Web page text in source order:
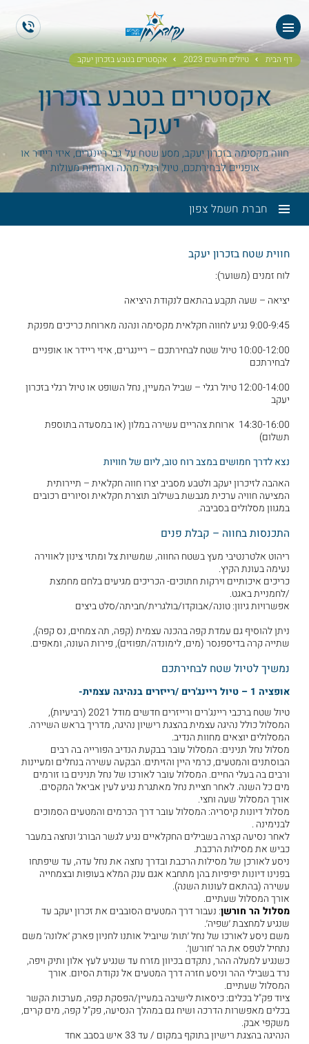
דף הבית טיולים חדשים 2023 אקסטרים בטבע בזכרון יעקב
אקסטרים בטבע בזכרון
יעקב
חווה מקסימה בזכרון יעקב, מסע שטח על גבי ריינגרים, איזי ריידר או
אופניים לבחירתכם, טיול רגלי מהנה וארוחות מעולות
חברת חשמל צפון
חווית שטח בזכרון יעקב
לוח זמנים (משוער):
יציאה – שעה תקבע בהתאם לנקודת היציאה
9:00-9:45 נגיע לחווה חקלאית מקסימה ונהנה מארוחת כריכים מפנקת
10:00-12:00 טיול שטח לבחירתכם – ריינגרים, איזי ריידר או אופניים
לבחירתכם
12:00-14:00 טיול רגלי – שביל המעיין, נחל השופט או טיול רגלי בזכרון
יעקב
14:30-16:00 ארוחת צהריים עשירה במלון (או במסעדה בתוספת
תשלום)
נצא לדרך חמושים במצב רוח טוב, ליום של חוויות
האהבה לזיכרון יעקב ולטבע מסביב יצרו חווה חקלאית – תיירותית
המציעה חוויה ערכית מגבשת בשילוב תוצרת חקלאית וסיורים רכובים
במגוון מסלולים בסביבה.
התכנסות בחווה – קבלת פנים
ריהוט אלטרנטיבי מעץ בשטח החווה, שמשיות צל ומתזי צינון לאווירה
נעימה בעונת הקיץ.
כריכים איכותיים וירקות חתוכים- הכריכים מגיעים בלחם מחמצת
/לחמניית באגט.
אפשרויות גיוון: טונה/אבוקדו/בולגרית/חביתה/סלט ביצים
ניתן להוסיף גם עמדת קפה בהכנה עצמית (קפה, תה צמחים, נס קפה),
שתייה קרה בדיספנסר (מים, לימונדה/תפוזים), פירות העונה, ומאפים.
נמשיך לטיול שטח לבחירתכם
אופציה 1 – טיול ריינג'רים /רייזרים בנהיגה עצמית-
טיול שטח ברכבי ריינג'רים ורייזרים חדשים מודל 2021 (רביעיות),
המסלול כולל נהיגה עצמית בהצגת רישיון נהיגה, מדריך בראש השיירה.
המסלולים יוצאים מחוות הנדיב.
מסלול נחל תנינים: המסלול עובר בבקעת הנדיב הפורייה בה רבים
הבוסתנים והמטעים, כרמי היין והזיתים. הבקעה עשירה בנחלים ומעיינות
ורבים בה בעלי החיים. המסלול עובר לאורכו של נחל תנינים בו זורמים
מים כל השנה. לאחר חציית נחל מאתגרת נגיע לעין אביאל המקסים.
אורך המסלול שעה וחצי.
מסלול דיונות קיסריה: המסלול עובר דרך הכרמים והמטעים הסמוכים
לבנימינה .
לאחר נסיעה קצרה בשבילים החקלאיים נגיע לגשר הבורג׳ ונחצה במעבר
כביש את מסילות הרכבת.
ניסע לאורכן של מסילות הרכבת ובדרך נחצה את נחל עדה, עד שיפתחו
בפנינו דיונות יפיפיות בהן מתחבא אגם ענק המלא בעופות ובצמחייה
עשירה (בהתאם לעונות השנה).
אורך המסלול שעתיים.
מסלול הר חורשן: נעבור דרך המטעים הסובבים את זכרון יעקב עד
שנגיע למחצבת ׳שפיה׳.
משם ניסע לאורכו של נחל ׳תות׳ שיוביל אותנו לחניון פארק ׳אלונה׳ משם
נתחיל לטפס את הר ׳חורשן׳.
כשנגיע למעלה ההר, נתקדם בכיוון מזרח עד שנגיע לעץ אלון ותיק ויפה,
נרד בשבילי ההר וניסע חזרה דרך המטעים אל נקודת הסיום. אורך
המסלול שעתיים.
ציוד פק"ל בכלים: כיסאות לישיבה במעיין/הפסקת קפה, מערכות הקשר
בכלים מאפשרות הדרכה ושיח גם במהלך הנסיעה, פק"ל קפה, מים קרים,
משקפי אבק.
הנהיגה בהצגת רישיון בתוקף במקום / עד 33 איש בסבב אחד
EN
ES